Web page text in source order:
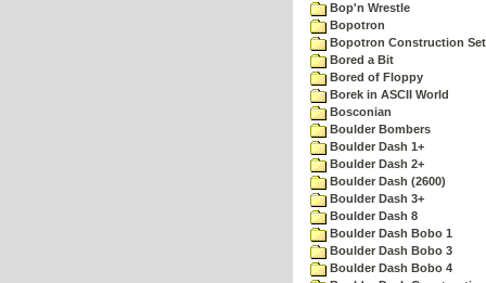
Bop'n Wrestle
Bopotron
Bopotron Construction Set
Bored a Bit
Bored of Floppy
Borek in ASCII World
Bosconian
Boulder Bombers
Boulder Dash 1+
Boulder Dash 2+
Boulder Dash (2600)
Boulder Dash 3+
Boulder Dash 8
Boulder Dash Bobo 1
Boulder Dash Bobo 3
Boulder Dash Bobo 4